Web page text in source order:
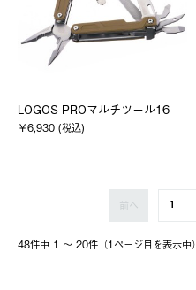
LOGOS PROマルチツール16
￥6,930 (税込)
48件中 1 〜 20件（1ページ⽬を表⽰中）
前へ 1